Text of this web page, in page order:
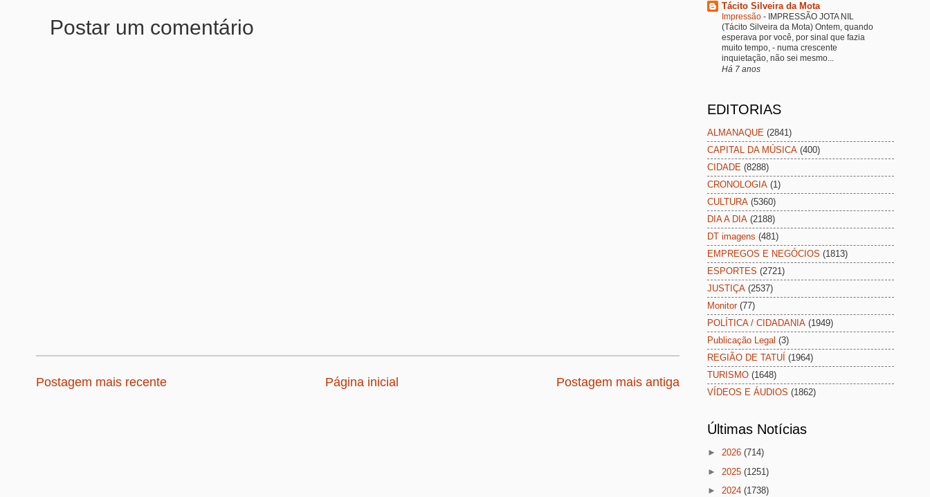
Postar um comentário
Postagem mais recente Postagem mais antiga
Página inicial
Tácito Silveira da Mota
Impressão - IMPRESSÃO JOTA NIL
(Tácito Silveira da Mota) Ontem, quando
esperava por você, por sinal que fazia
muito tempo, - numa crescente
inquietação, não sei mesmo...
Há 7 anos
EDITORIAS
ALMANAQUE (2841)
CAPITAL DA MÚSICA (400)
CIDADE (8288)
CRONOLOGIA (1)
CULTURA (5360)
DIA A DIA (2188)
DT imagens (481)
EMPREGOS E NEGÓCIOS (1813)
ESPORTES (2721)
JUSTIÇA (2537)
Monitor (77)
POLÍTICA / CIDADANIA (1949)
Publicação Legal (3)
REGIÃO DE TATUÍ (1964)
TURISMO (1648)
VÍDEOS E ÁUDIOS (1862)
Últimas Notícias
► 2026 (714)
► 2025 (1251)
► 2024 (1738)